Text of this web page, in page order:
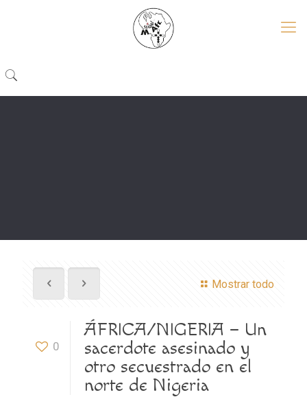
Mostrar todo
0
ÁFRICA/NIGERIA – Un
sacerdote asesinado y
otro secuestrado en el
norte de Nigeria